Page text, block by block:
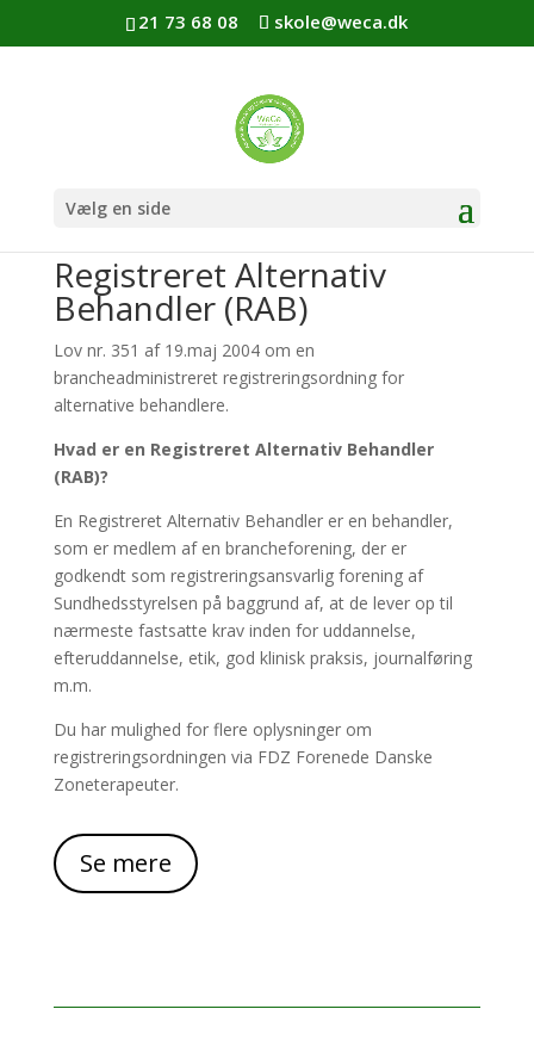
21 73 68 08 skole@weca.dk
Vælg en side
Registreret Alternativ
Behandler (RAB)
Lov nr. 351 af 19.maj 2004 om en
brancheadministreret registreringsordning for
alternative behandlere.
Hvad er en Registreret Alternativ Behandler
(RAB)?
En Registreret Alternativ Behandler er en behandler,
som er medlem af en brancheforening, der er
godkendt som registreringsansvarlig forening af
Sundhedsstyrelsen på baggrund af, at de lever op til
nærmeste fastsatte krav inden for uddannelse,
efteruddannelse, etik, god klinisk praksis, journalføring
m.m.
Du har mulighed for flere oplysninger om
registreringsordningen via FDZ Forenede Danske
Zoneterapeuter.
Se mere